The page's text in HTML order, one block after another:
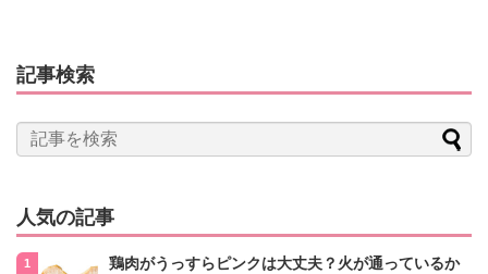
記事検索
人気の記事
鶏肉がうっすらピンクは大丈夫？火が通っているか